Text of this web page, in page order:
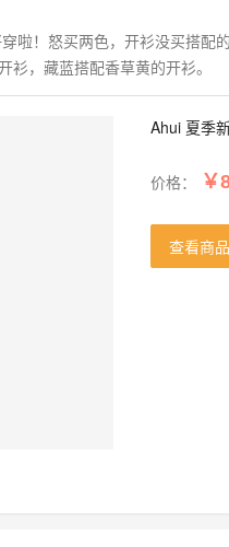
啦！怒买两色，开衫没买搭配
衫，藏蓝搭配香草黄的开衫。
Ahui 夏季
价格： ￥
查看商品